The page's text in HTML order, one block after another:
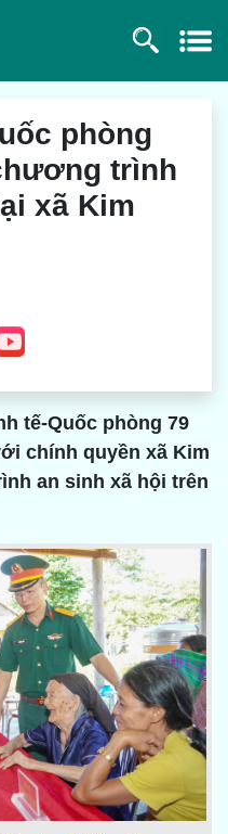
phòng
trình
xã Kim
tế-Quốc phòng 79
chính quyền xã Kim
an sinh xã hội trên